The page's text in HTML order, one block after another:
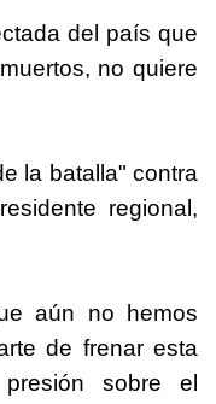
del país que
no quiere
la batalla" contra
regional,
aún no hemos
de frenar esta
sobre el